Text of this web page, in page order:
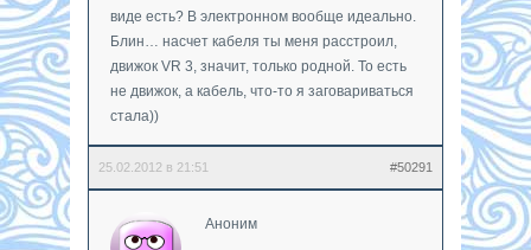
виде есть? В электронном вообще идеально.
Блин… насчет кабеля ты меня расстроил,
движок VR 3, значит, только родной. То есть
не движок, а кабель, что-то я заговариваться
стала))
25.02.2012 в 21:51 #50291
Аноним